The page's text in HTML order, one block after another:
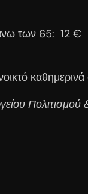
άνω των 65: 12 €